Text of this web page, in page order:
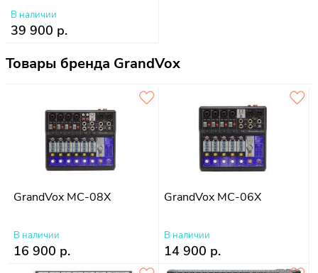
В наличии
39 900 р.
Товары бренда GrandVox
GrandVox MC-08X
В наличии
16 900 р.
GrandVox MC-06X
В наличии
14 900 р.